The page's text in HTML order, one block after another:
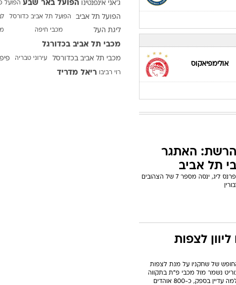
ענפים נוספים
לוח שידורים
החידה של ספורט1
ארכיון מדורים מחוץ לקווים
אולימפיאקוס
האתגר
תל אביב
הערב בגומלין מול אולימפיקוס בקונפרנס ליג, ינסה מספר 7 של הצהובים
ליוון לצפות
של שחקניו על מנת לצפות
נשמר מול מכבי פ"ת בתקווה
שיהיה כשיר למשחק בחמישי, רז שלמה עדיין בספק, כ-800 אוהדים
ג'אני אינפנטינו הפועל באר שבע הפועל
הפועל תל אביב הפועל תל אביב כדורסל
ליגת העל מכבי חיפה
מכבי תל אביב בכדורגל
מכבי תל אביב בכדורסל עירוני טבריה
רוי רביבו ריאל מדריד